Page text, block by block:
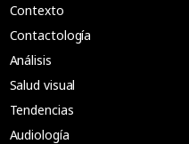
Contexto
Contactología
Análisis
Salud visual
Tendencias
Audiología